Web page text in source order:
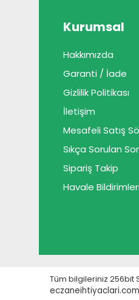
Kurumsal
Hakkımızda
Garanti / İade
Gizlilik Politikası
İletişim
Mesafeli Satış
Sıkça Sorulan
Sipariş Takip
Havale
Tüm bilgileriniz 256bit